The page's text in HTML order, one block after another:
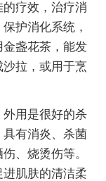
疗效，治疗消
护消化系统，
盏花茶，能发
拉，或用于烹
用是很好的杀
有消炎、杀菌
、烧烫伤等。
肌肤的清洁柔